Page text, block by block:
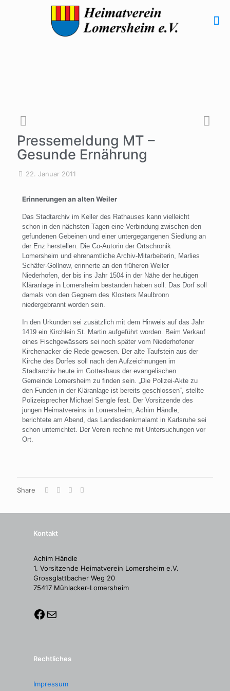
Pressemeldung MT –
Gesunde Ernährung
22. Januar 2011
Erinnerungen an alten Weiler
Das Stadtarchiv im Keller des Rathauses kann vielleicht
schon in den nächsten Tagen eine Verbindung zwischen den
gefundenen Gebeinen und einer untergegangenen Siedlung an
der Enz herstellen. Die Co-Autorin der Ortschronik
Lomersheim und ehrenamtliche Archiv-Mitarbeiterin, Marlies
Schäfer-Gollnow, erinnerte an den früheren Weiler
Niederhofen, der bis ins Jahr 1504 in der Nähe der heutigen
Kläranlage in Lomersheim bestanden haben soll. Das Dorf soll
damals von den Gegnern des Klosters Maulbronn
niedergebrannt worden sein.
In den Urkunden sei zusätzlich mit dem Hinweis auf das Jahr
1419 ein Kirchlein St. Martin aufgeführt worden. Beim Verkauf
eines Fischgewässers sei noch später vom Niederhofener
Kirchenacker die Rede gewesen. Der alte Taufstein aus der
Kirche des Dorfes soll nach den Aufzeichnungen im
Stadtarchiv heute im Gotteshaus der evangelischen
Gemeinde Lomersheim zu finden sein. „Die Polizei-Akte zu
den Funden in der Kläranlage ist bereits geschlossen“, stellte
Polizeisprecher Michael Sengle fest. Der Vorsitzende des
jungen Heimatvereins in Lomersheim, Achim Händle,
berichtete am Abend, das Landesdenkmalamt in Karlsruhe sei
schon unterrichtet. Der Verein rechne mit Untersuchungen vor
Ort.
Share
Kontakt
Achim Händle
1. Vorsitzende Heimatverein Lomersheim e.V.
Grossglattbacher Weg 20
75417 Mühlacker-Lomersheim
Rechtliches
Impressum